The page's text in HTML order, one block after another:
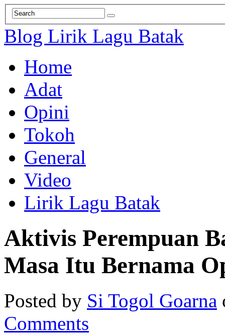
Blog Lirik Lagu Batak
Home
Adat
Opini
Tokoh
General
Video
Lirik Lagu Batak
Aktivis Perempuan
Masa Itu Bernama
Posted by Si Togol Goarna
Comments